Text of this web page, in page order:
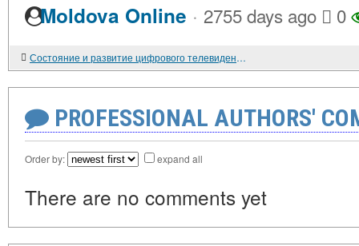
Moldova Online · 2755 days ago 0
Состояние и развитие цифрового телевидения в России
PROFESSIONAL AUTHORS'
Order by: expand all
There are no comments yet